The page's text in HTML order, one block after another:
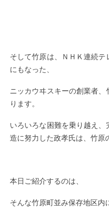
そして竹原は、ＮＨＫ連続
にもなった、
ニッカウヰスキーの創業者
ります。
いろいろな困難を乗り越え
造に努力した政孝氏は、竹原
本日ご紹介するのは、
そんな竹原町並み保存地区内